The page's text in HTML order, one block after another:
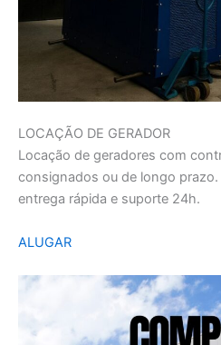
LOCAÇÃO DE GERADOR
Locação de geradores com
consignados ou de longo
entrega rápida e suporte 24h.
ALUGAR